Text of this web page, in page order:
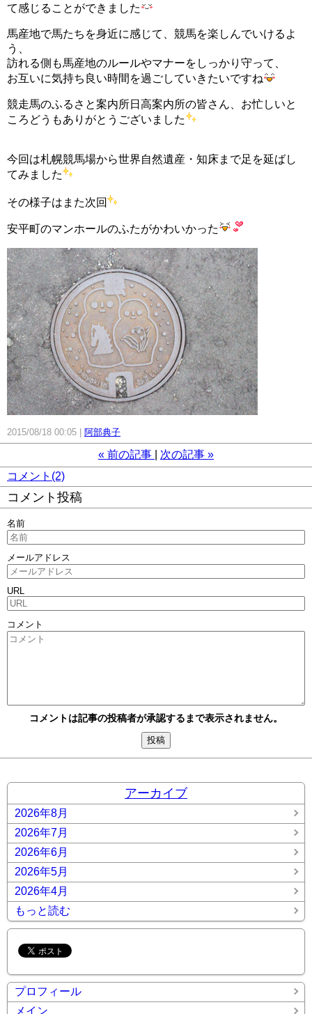
て感じることができました
馬産地で馬たちを身近に感じて、競馬を楽しんでいけるよ
う、
訪れる側も馬産地のルールやマナーをしっかり守って、
お互いに気持ち良い時間を過ごしていきたいですね
競走馬のふるさと案内所日高案内所の皆さん、お忙しいと
ころどうもありがとうございました
今回は札幌競馬場から世界自然遺産・知床まで足を延ばし
てみました
その様子はまた次回
安平町のマンホールのふたがかわいかった
2015/08/18 00:05 阿部典子
« 前の記事 次の記事 »
コメント(2)
コメント投稿
名前
メールアドレス
URL
コメント
コメントは記事の投稿者が承認するまで表示されません。
アーカイブ
2026年8月
2026年7月
2026年6月
2026年5月
2026年4月
もっと読む
プロフィール
メイン